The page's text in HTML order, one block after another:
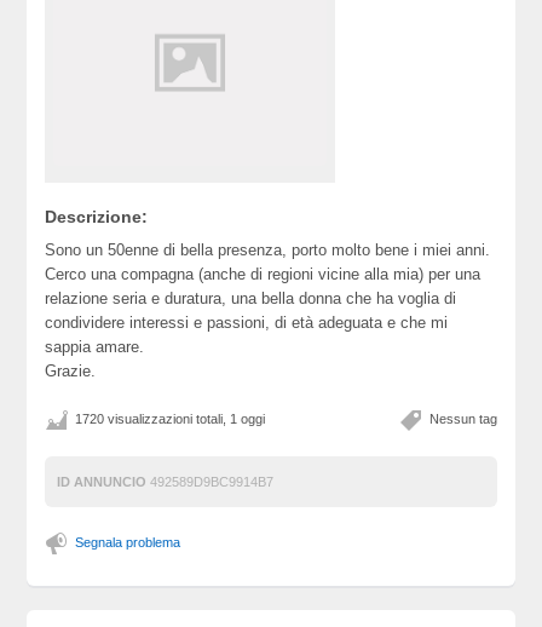
Descrizione:
Sono un 50enne di bella presenza, porto molto bene i miei anni.
Cerco una compagna (anche di regioni vicine alla mia) per una
relazione seria e duratura, una bella donna che ha voglia di
condividere interessi e passioni, di età adeguata e che mi
sappia amare.
Grazie.
Nessun tag
1720 visualizzazioni totali, 1 oggi
ID ANNUNCIO 492589D9BC9914B7
Segnala problema